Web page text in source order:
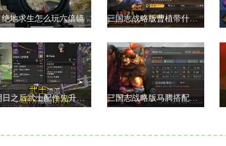
绝地求生怎么玩六倍镜 三国志战略版曹植带什么战法
明日之后武士配件先升哪个 三国志战略版马腾搭配什么战法